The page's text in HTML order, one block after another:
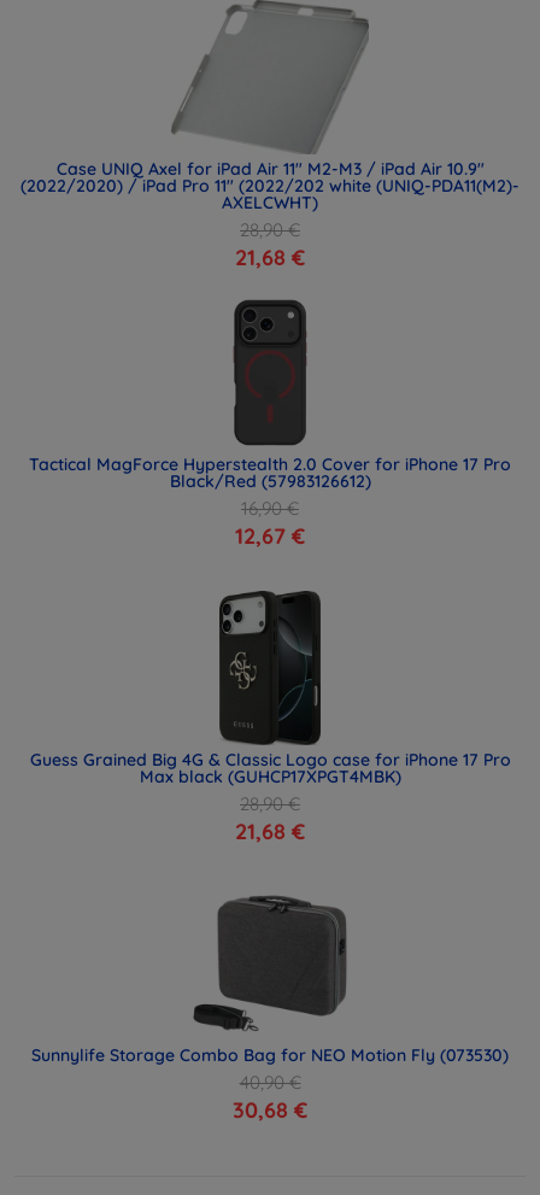
Case UNIQ Axel for iPad Air 11" M2-M3 / iPad Air 10.9"
(2022/2020) / iPad Pro 11" (2022/202 white (UNIQ-PDA11(M2)-
AXELCWHT)
28,90 €
21,68 €
Tactical MagForce Hyperstealth 2.0 Cover for iPhone 17 Pro
Black/Red (57983126612)
16,90 €
12,67 €
Guess Grained Big 4G & Classic Logo case for iPhone 17 Pro
Max black (GUHCP17XPGT4MBK)
28,90 €
21,68 €
Sunnylife Storage Combo Bag for NEO Motion Fly (073530)
40,90 €
30,68 €